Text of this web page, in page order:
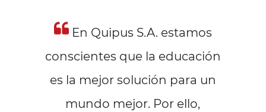
En Quipus S.A. estamos
conscientes que la educación
es la mejor solución para un
mundo mejor. Por ello,